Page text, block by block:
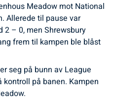
Meadow mot National
Allerede til pause var
2 – 0, men Shrewsbury
frem til kampen ble blåst
seg på bunn av League
på banen. Kampen